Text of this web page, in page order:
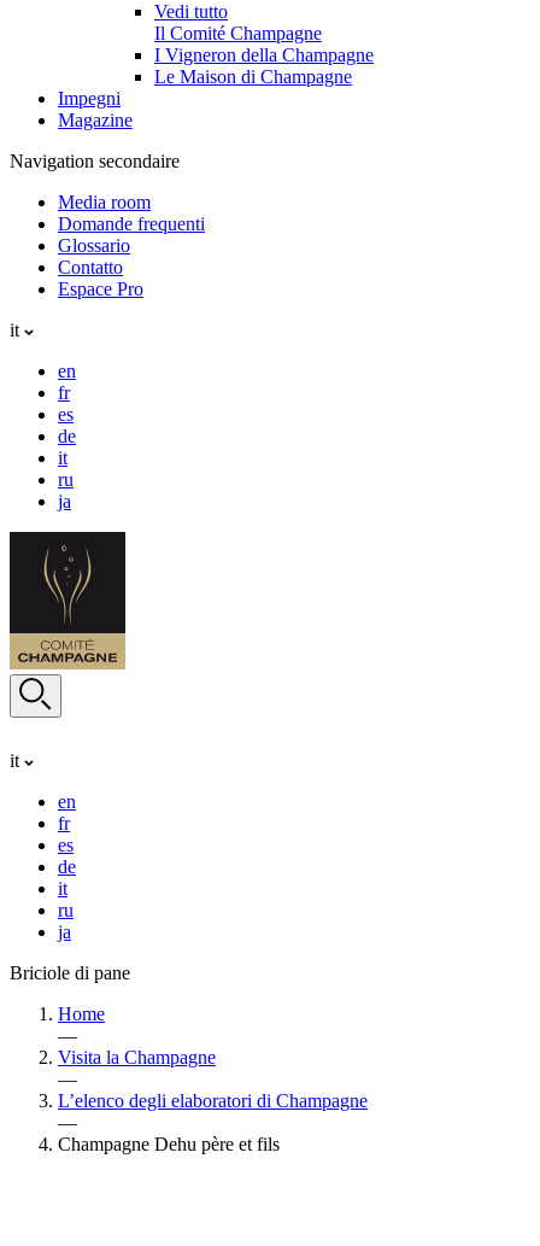
Vedi tutto
Il Comité Champagne
I Vigneron della Champagne
Le Maison di Champagne
Impegni
Magazine
Navigation secondaire
Media room
Domande frequenti
Glossario
Contatto
Espace Pro
it
en
fr
es
de
it
ru
ja
it
en
fr
es
de
it
ru
ja
Briciole di pane
Home
—
Visita la Champagne
—
L’elenco degli elaboratori di Champagne
—
Champagne Dehu père et fils